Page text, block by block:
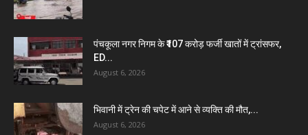
पंचकूला नगर निगम के ₹107 करोड़ फर्जी खातों में ट्रांसफर,
ED...
August 6, 2026
भिवानी में ट्रेन की चपेट में आने से व्यक्ति की मौत,...
August 6, 2026